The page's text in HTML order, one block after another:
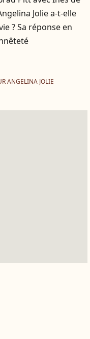
Jolie a-t-elle
? Sa réponse en
ANGELINA JOLIE